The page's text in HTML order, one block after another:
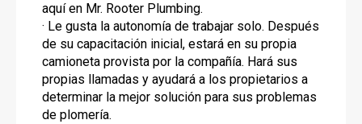
aquí en Mr. Rooter Plumbing.
· Le gusta la autonomía de trabajar solo. Después
de su capacitación inicial, estará en su propia
camioneta provista por la compañía. Hará sus
propias llamadas y ayudará a los propietarios a
determinar la mejor solución para sus problemas
de plomería.